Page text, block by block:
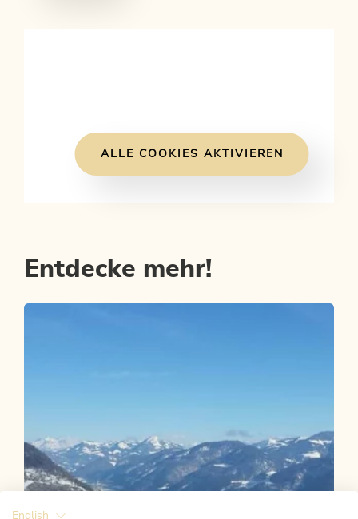
ALLE COOKIES AKTIVIEREN
Entdecke mehr!
English